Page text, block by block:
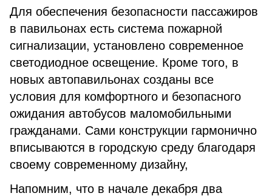
Для обеспечения безопасности пассажиров
в павильонах есть система пожарной
сигнализации, установлено современное
светодиодное освещение. Кроме того, в
новых автопавильонах созданы все
условия для комфортного и безопасного
ожидания автобусов маломобильными
гражданами. Сами конструкции гармонично
вписываются в городскую среду благодаря
своему современному дизайну,
Напомним, что в начале декабря два